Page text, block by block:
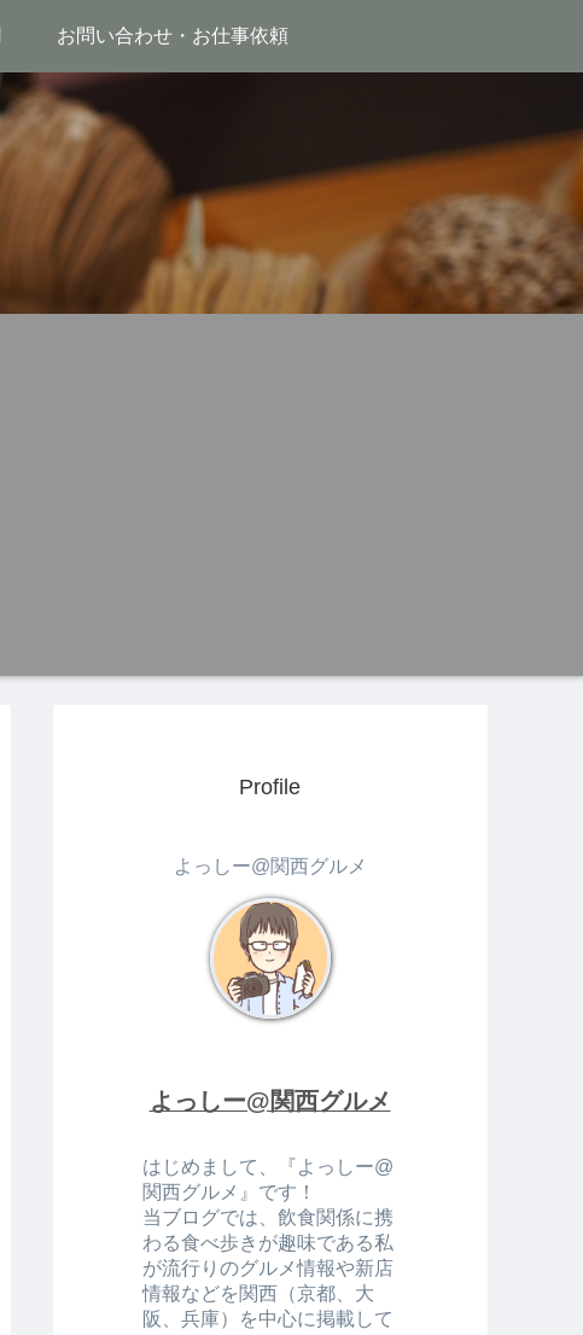
お問い合わせ・お仕事依頼
Profile
よっしー@関西グルメ
よっしー@関西グルメ
はじめまして、『よっしー@
関西グルメ』です！
当ブログでは、飲食関係に携
わる食べ歩きが趣味である私
が流行りのグルメ情報や新店
情報などを関西（京都、大
阪、兵庫）を中心に掲載して